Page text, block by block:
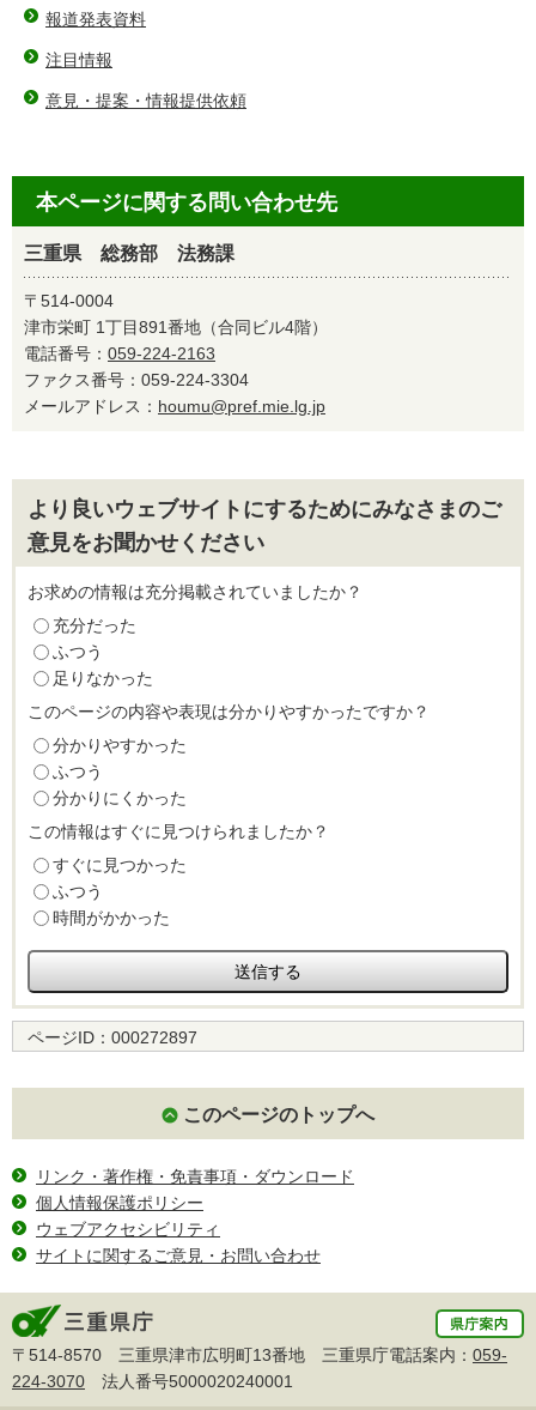
報道発表資料
注目情報
意見・提案・情報提供依頼
本ページに関する問い合わせ先
三重県 総務部 法務課
〒514-0004
津市栄町 1丁目891番地（合同ビル4階）
電話番号： 059-224-2163
ファクス番号：059-224-3304
メールアドレス： houmu@pref.mie.lg.jp
より良いウェブサイトにするためにみなさまのご
意見をお聞かせください
お求めの情報は充分掲載されていましたか？
充分だった
ふつう
足りなかった
このページの内容や表現は分かりやすかったですか？
分かりやすかった
ふつう
分かりにくかった
この情報はすぐに見つけられましたか？
すぐに見つかった
ふつう
時間がかかった
ページID： 000272897
このページのトップへ
リンク・著作権・免責事項・ダウンロード
個人情報保護ポリシー
ウェブアクセシビリティ
サイトに関するご意見・お問い合わせ
〒514-8570 三重県津市広明町13番地 三重県庁電話案内： 059-
224-3070 法人番号5000020240001